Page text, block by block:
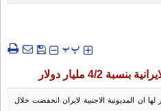
‍‍‍ پپ
4/2 مليار دولار
ان المديونية الاجنبية لايران انخفضت خلال